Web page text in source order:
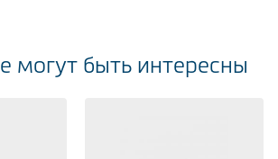
могут быть интересны